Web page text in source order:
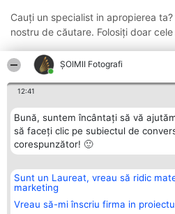
ȘOIMII Fotografi
12:41
Bună, suntem încântați să vă
să faceți clic pe subiectul de
corespunzător! 🙂
Sunt un Laureat, vreau să ridic
marketing
Vreau să-mi înscriu firma in
Cauți un specialist in apropierea
nostru de căutare. Folosiți doar
Organizator Ranking
BRIGHT SOLUTIONS BR SRL
Aleea Timisul De Sus 2 Bl. A30
Sc. A Et. 4 Ap. 13 Cod 061952
Plebiscyt
Lista Tuturor
Laureaților